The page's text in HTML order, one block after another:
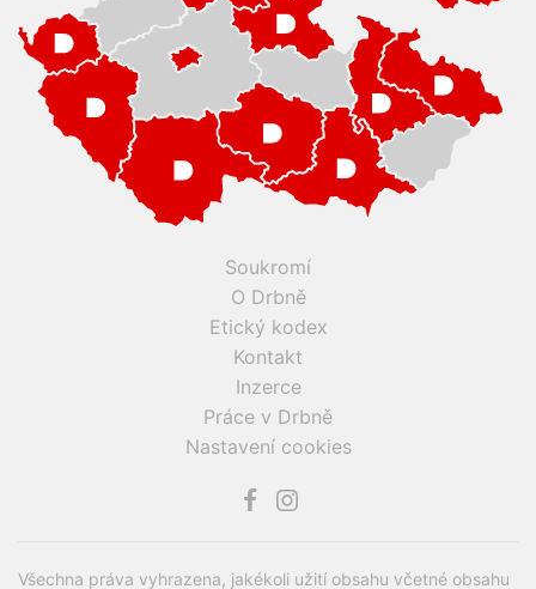
Soukromí
O Drbně
Etický kodex
Kontakt
Inzerce
Práce v Drbně
Nastavení cookies
Všechna práva vyhrazena, jakékoli užití obsahu včetné obsahu